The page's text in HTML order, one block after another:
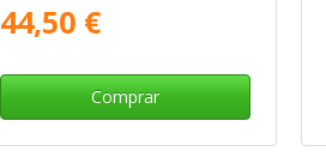
para Inducción
44,50 €
Comprar